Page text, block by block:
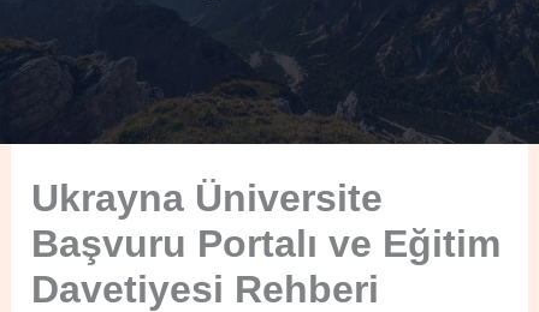
Ukrayna Üniversite
Başvuru Portalı ve Eğitim
Davetiyesi Rehberi